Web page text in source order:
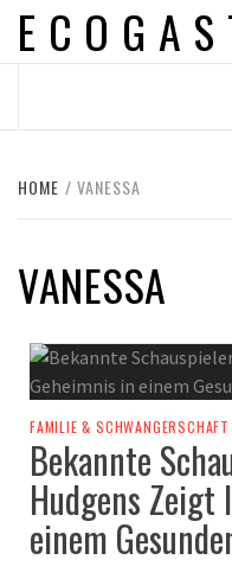
Skip
HOME VANESSA
VANESSA
FAMILIE & SCHWANGERSCHAFT
Bekannte
Hudgens
einem